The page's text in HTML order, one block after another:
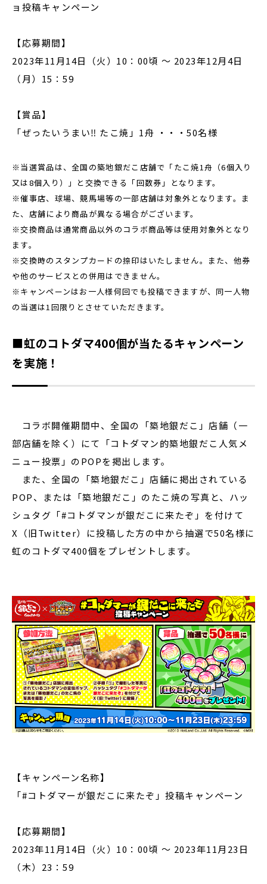
ョ投稿キャンペーン
【応募期間】
2023年11月14日（火）10：00頃 〜 2023年12月4日
（月）15：59
【賞品】
「ぜったいうまい‼ たこ焼」1舟 ・・・50名様
※当選賞品は、全国の築地銀だこ店舗で「たこ焼1舟（6個入り
又は8個入り）」と交換できる「回数券」となります。
※催事店、球場、競馬場等の一部店舗は対象外となります。ま
た、店舗により商品が異なる場合がございます。
※交換商品は通常商品以外のコラボ商品等は使用対象外となり
ます。
※交換時のスタンプカードの捺印はいたしません。また、他券
や他のサービスとの併用はできません。
※キャンペーンはお一人様何回でも投稿できますが、同一人物
の当選は1回限りとさせていただきます。
■虹のコトダマ400個が当たるキャンペーン
を実施！
コラボ開催期間中、全国の「築地銀だこ」店舗（一
部店舗を除く）にて「コトダマン的築地銀だこ人気メ
ニュー投票」のPOPを掲出します。
また、全国の「築地銀だこ」店舗に掲出されている
POP、または「築地銀だこ」のたこ焼の写真と、ハッ
シュタグ「#コトダマンが銀だこに来たぞ」を付けて
X（旧Twitter）に投稿した方の中から抽選で50名様に
虹のコトダマ400個をプレゼントします。
【キャンペーン名称】
「#コトダマーが銀だこに来たぞ」投稿キャンペーン
【応募期間】
2023年11月14日（火）10：00頃 〜 2023年11月23日
（木）23：59